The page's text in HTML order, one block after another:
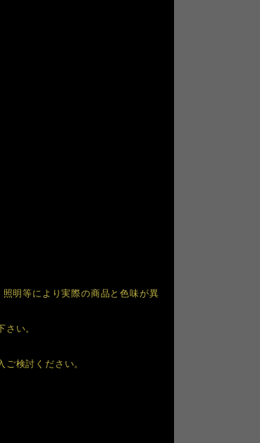
明等により実際の商品と色味が異
い。
検討ください。